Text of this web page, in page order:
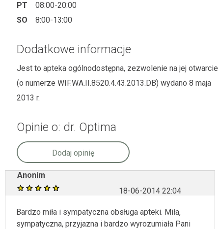
PT
08:00-20:00
SO
8:00-13:00
Dodatkowe informacje
Jest to apteka ogólnodostępna, zezwolenie na jej otwarcie
(o numerze WIF.WA.II.8520.4.43.2013.DB) wydano 8 maja
2013 r.
Opinie o: dr. Optima
Dodaj opinię
Anonim
18-06-2014 22:04
Bardzo miła i sympatyczna obsługa apteki. Miła,
sympatyczna, przyjazna i bardzo wyrozumiała Pani